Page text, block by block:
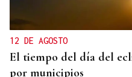
12 DE AGOSTO
El tiempo del día del
por municipios